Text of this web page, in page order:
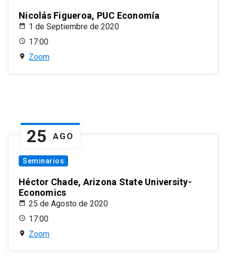
Nicolás Figueroa, PUC Economía
1 de Septiembre de 2020
17:00
Zoom
25 AGO
Seminarios
Héctor Chade, Arizona State University-
Economics
25 de Agosto de 2020
17:00
Zoom